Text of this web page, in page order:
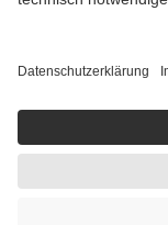
getroffen, um
https://
Einige Bilder und